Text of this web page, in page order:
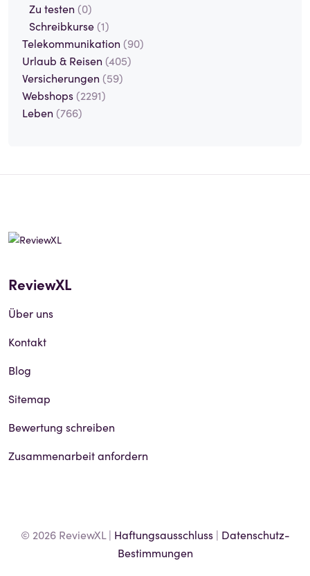
Zu testen (0)
Schreibkurse (1)
Telekommunikation (90)
Urlaub & Reisen (405)
Versicherungen (59)
Webshops (2291)
Leben (766)
ReviewXL
Über uns
Kontakt
Blog
Sitemap
Bewertung schreiben
Zusammenarbeit anfordern
© 2026 ReviewXL | Haftungsausschluss| Datenschutz-
Bestimmungen